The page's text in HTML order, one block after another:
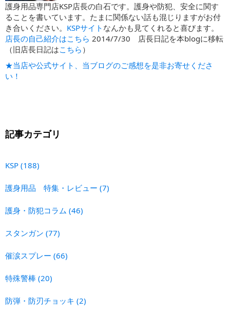
護身用品専門店KSP店長の白石です。護身や防犯、安全に関す
ることを書いています。たまに関係ない話も混じりますがお付
き合いください。 KSPサイト なんかも見てくれると喜びます。
店長の自己紹介はこちら 2014/7/30 店長日記を本blogに移転
（旧店長日記はこちら ）
★当店や公式サイト、当ブログのご感想を是非お寄せくださ
い！
記事カテゴリ
KSP (188)
護身用品 特集・レビュー (7)
護身・防犯コラム (46)
スタンガン (77)
催涙スプレー (66)
特殊警棒 (20)
防弾・防刃チョッキ (2)